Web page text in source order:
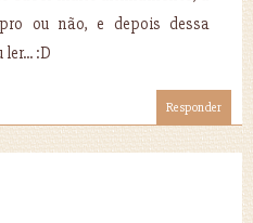
ou não, e depois dessa
:D
Responder